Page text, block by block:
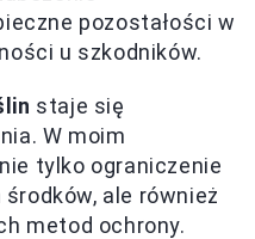
pozostałości w
u szkodników.
staje się
W moim
tylko ograniczenie
ale również
metod ochrony.